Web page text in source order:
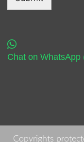
Chat on WhatsApp
Copyrights